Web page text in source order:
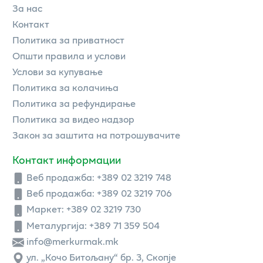
За нас
Контакт
Политика за приватност
Општи правила и услови
Услови за купување
Политика за колачиња
Политика за рефундирање
Политика за видео надзор
Закон за заштита на потрошувачите
Контакт информации
Веб продажба: +389 02 3219 748
Веб продажба: +389 02 3219 706
Маркет: +389 02 3219 730
Металургија: +389 71 359 504
info@merkurmak.mk
ул. „Кочо Битољану“ бр. 3, Скопје